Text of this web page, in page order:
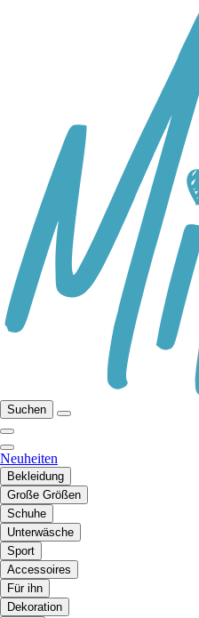
Suchen
Neuheiten
Bekleidung
Große Größen
Schuhe
Unterwäsche
Sport
Accessoires
Für ihn
Dekoration